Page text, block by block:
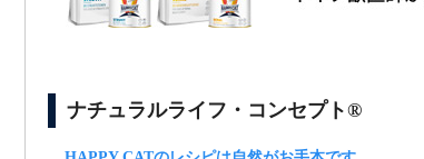
ナチュラルライフ・コンセプト®